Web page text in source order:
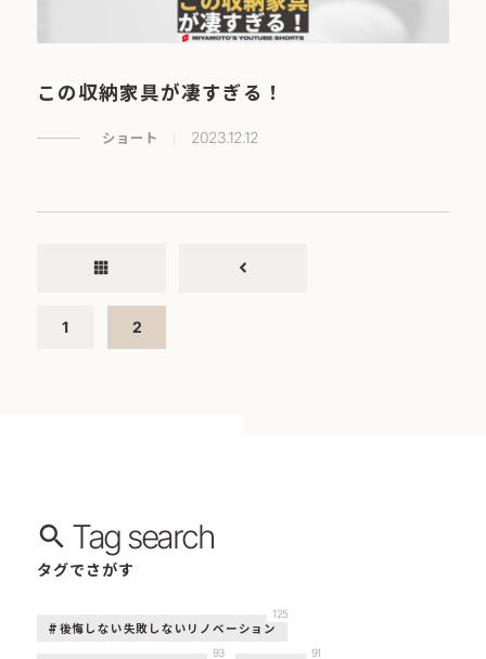
この収納家具が凄すぎる！
ショート 2023.12.12
apps chevron_left
1 2
Tag search
タグでさがす
後悔しない失敗しないリノベーション
125
93 91